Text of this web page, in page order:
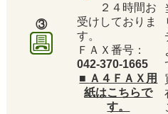
③
２４時間お
受けしておりま
す。
ＦＡＸ番号：
042-370-1665
■ Ａ４ＦＡＸ用
紙はこちらで
す。